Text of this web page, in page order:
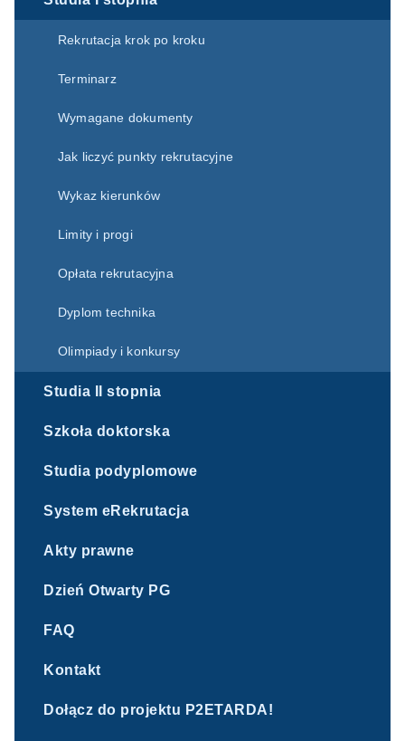
Rekrutacja krok po kroku
Terminarz
Wymagane dokumenty
Jak liczyć punkty rekrutacyjne
Wykaz kierunków
Limity i progi
Opłata rekrutacyjna
Dyplom technika
Olimpiady i konkursy
Studia II stopnia
Szkoła doktorska
Studia podyplomowe
System eRekrutacja
Akty prawne
Dzień Otwarty PG
FAQ
Kontakt
Dołącz do projektu P2ETARDA!